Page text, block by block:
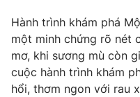
Theo dõi báo trên
Hành trình khám phá
một minh chứng rõ nét
mơ, khi sương mù còn
cuộc hành trình khám
hổi, thơm ngon với rau